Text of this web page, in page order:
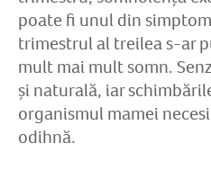
poate fi unul din
trimestrul al treilea s-ar
mult mai mult somn.
și naturală, iar
organismul mamei
odihnă.